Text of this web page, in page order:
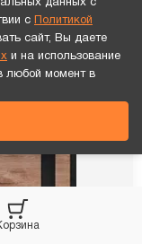
данных с
с
Политикой
сайт, Вы даете
и на использование
любой момент в